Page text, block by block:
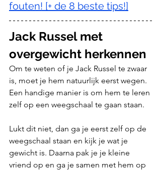
fouten! [+ de 8 beste tips!]
Jack Russel met
overgewicht herkennen
Om te weten of je Jack Russel te zwaar
is, moet je hem natuurlijk eerst wegen.
Een handige manier is om hem te leren
zelf op een weegschaal te gaan staan.
Lukt dit niet, dan ga je eerst zelf op de
weegschaal staan en kijk je wat je
gewicht is. Daarna pak je je kleine
vriend op en ga je samen met hem op